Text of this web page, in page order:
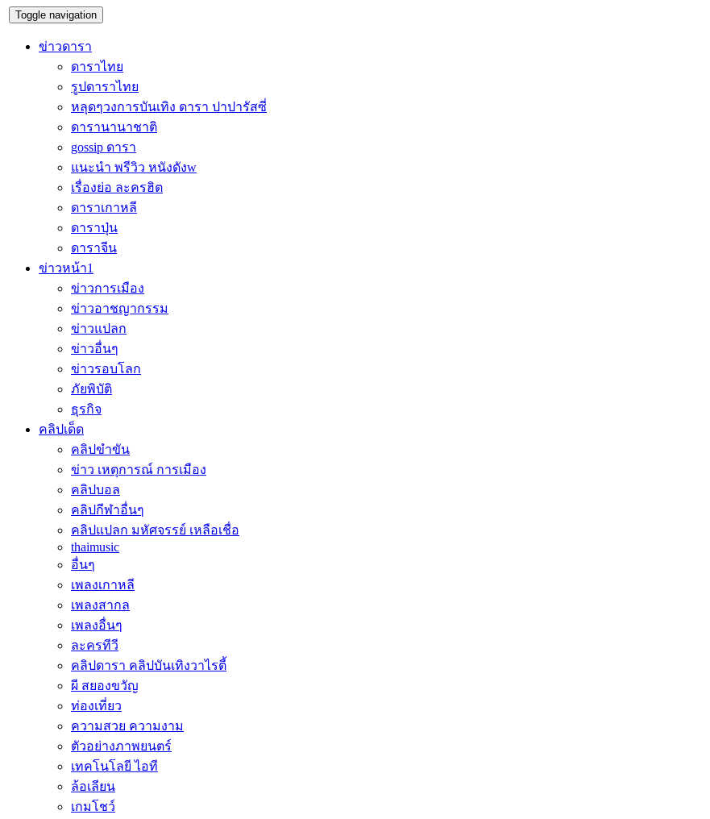
Toggle navigation
ข่าวดารา
ดาราไทย
รูปดาราไทย
หลุดๆวงการบันเทิง ดารา ปาปารัสซี่
ดารานานาชาติ
gossip ดารา
แนะนำ พรีวิว หนังดังw
เรื่องย่อ ละครฮิต
ดาราเกาหลี
ดาราปุ่น
ดาราจีน
ข่าวหน้า1
ข่าวการเมือง
ข่าวอาชญากรรม
ข่าวแปลก
ข่าวอื่นๆ
ข่าวรอบโลก
ภัยพิบัติ
ธุรกิจ
คลิปเด็ด
คลิปขำขัน
ข่าว เหตุการณ์ การเมือง
คลิปบอล
คลิปกีฬาอื่นๆ
คลิปแปลก มหัศจรรย์ เหลือเชื่อ
thaimusic
อื่นๆ
เพลงเกาหลี
เพลงสากล
เพลงอื่นๆ
ละครทีวี
คลิปดารา คลิปบันเทิงวาไรตี้
ผี สยองขวัญ
ท่องเที่ยว
ความสวย ความงาม
ตัวอย่างภาพยนตร์
เทคโนโลยี ไอที
ล้อเลียน
เกมโชว์